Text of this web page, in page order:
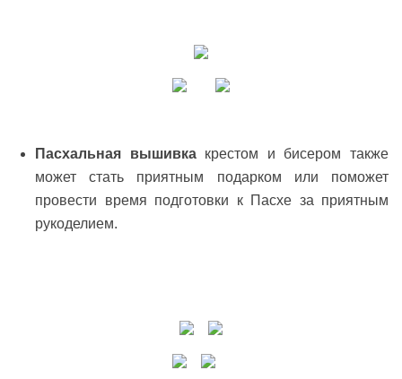
Пасхальная вышивкакрестом и бисером также
может стать приятным подарком или поможет
провести время подготовки к Пасхе за приятным
рукоделием.